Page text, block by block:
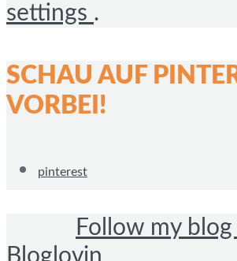
settings .
SCHAU AUF
VORBEI!
pinterest
Follow my